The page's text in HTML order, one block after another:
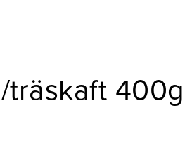
träskaft 400g